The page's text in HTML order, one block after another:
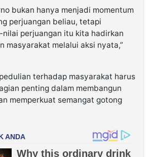
bukan hanya menjadi momentum
perjuangan beliau, tetapi
nilai perjuangan itu kita hadirkan
masyarakat melalui aksi nyata,”
terhadap masyarakat harus
penting dalam membangun
memperkuat semangat gotong